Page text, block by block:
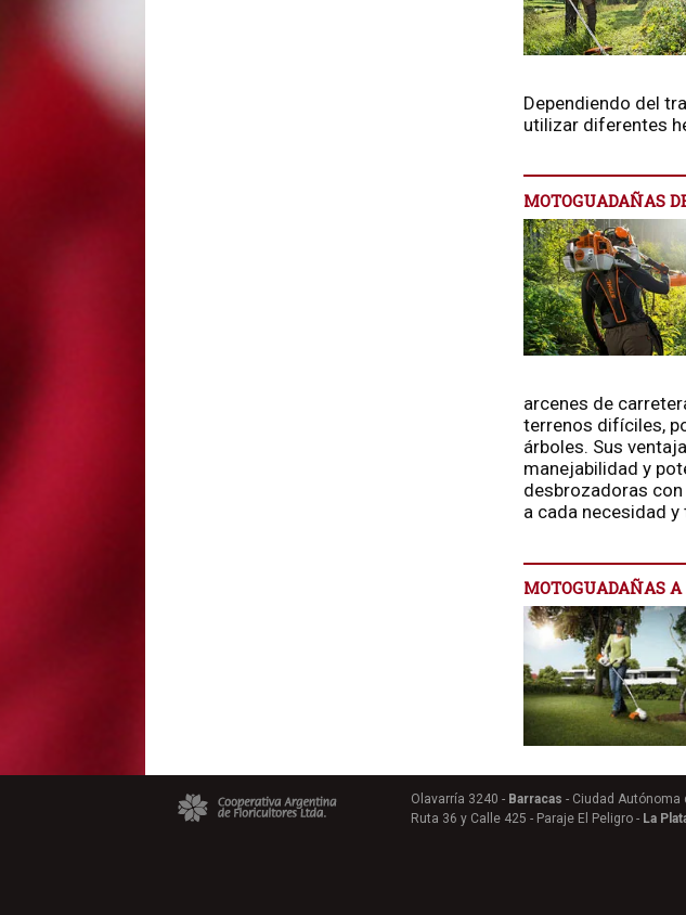
Dependiendo del
utilizar diferentes
MOTOGUADAÑAS
arcenes de
terrenos difíciles,
árboles. Sus
manejabilidad y
desbrozadoras
a cada necesidad y
MOTOGUADAÑAS
comodidad en el
perfilar y para otros
Olavarría 3240 - Barracas - Ciudad Autónoma
Ruta 36 y Calle 425 - Paraje El Peligro - La